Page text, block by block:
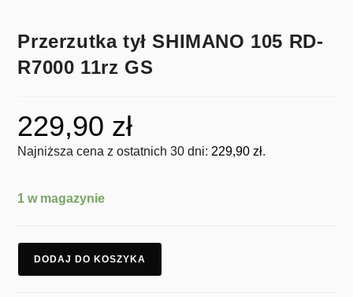
Przerzutka tył SHIMANO 105 RD-
R7000 11rz GS
229,90 zł
Najniższa cena z ostatnich 30 dni: 229,90zł.
1 w magazynie
DODAJ DO KOSZYKA